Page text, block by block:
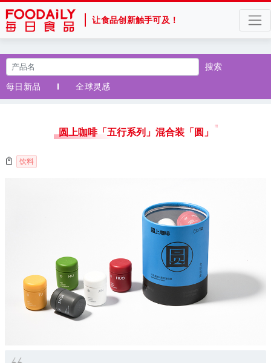
让食品创新触手可及！
搜索
每日新品
全球灵感
圆上咖啡「五行系列」混合装「圆」
饮料